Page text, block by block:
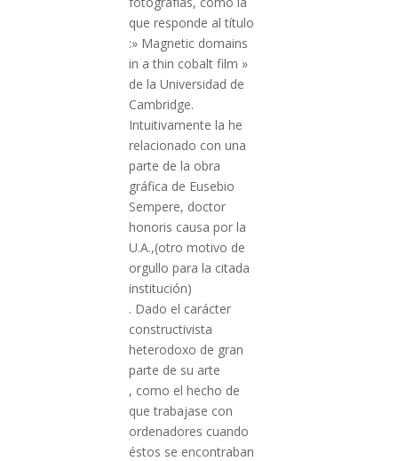
que responde al título
:» Magnetic domains
in a thin cobalt film »
de la Universidad de
Cambridge.
Intuitivamente la he
relacionado con una
parte de la obra
gráfica de Eusebio
Sempere, doctor
honoris causa por la
U.A.,(otro motivo de
orgullo para la citada
institución)
. Dado el carácter
constructivista
heterodoxo de gran
parte de su arte
, como el hecho de
que trabajase con
ordenadores cuando
éstos se encontraban